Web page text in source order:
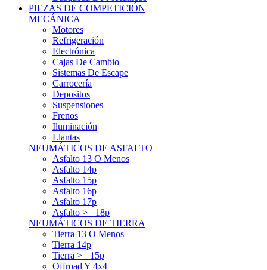
MECÁNICA
Motores
Refrigeración
Electrónica
Cajas De Cambio
Sistemas De Escape
Carrocería
Depositos
Suspensiones
Frenos
Iluminación
Llantas
NEUMÁTICOS DE ASFALTO
Asfalto 13 O Menos
Asfalto 14p
Asfalto 15p
Asfalto 16p
Asfalto 17p
Asfalto >= 18p
NEUMÁTICOS DE TIERRA
Tierra 13 O Menos
Tierra 14p
Tierra >= 15p
Offroad Y 4x4
OTROS NEUMÁTICOS